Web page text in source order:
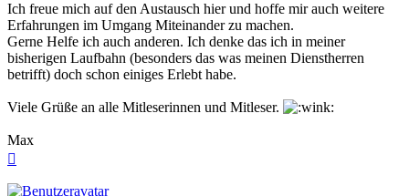
Ich freue mich auf den Austausch hier und hoffe mir auch weitere
Erfahrungen im Umgang Miteinander zu machen.
Gerne Helfe ich auch anderen. Ich denke das ich in meiner
bisherigen Laufbahn (besonders das was meinen Dienstherren
betrifft) doch schon einiges Erlebt habe.
Viele Grüße an alle Mitleserinnen und Mitleser.
Max